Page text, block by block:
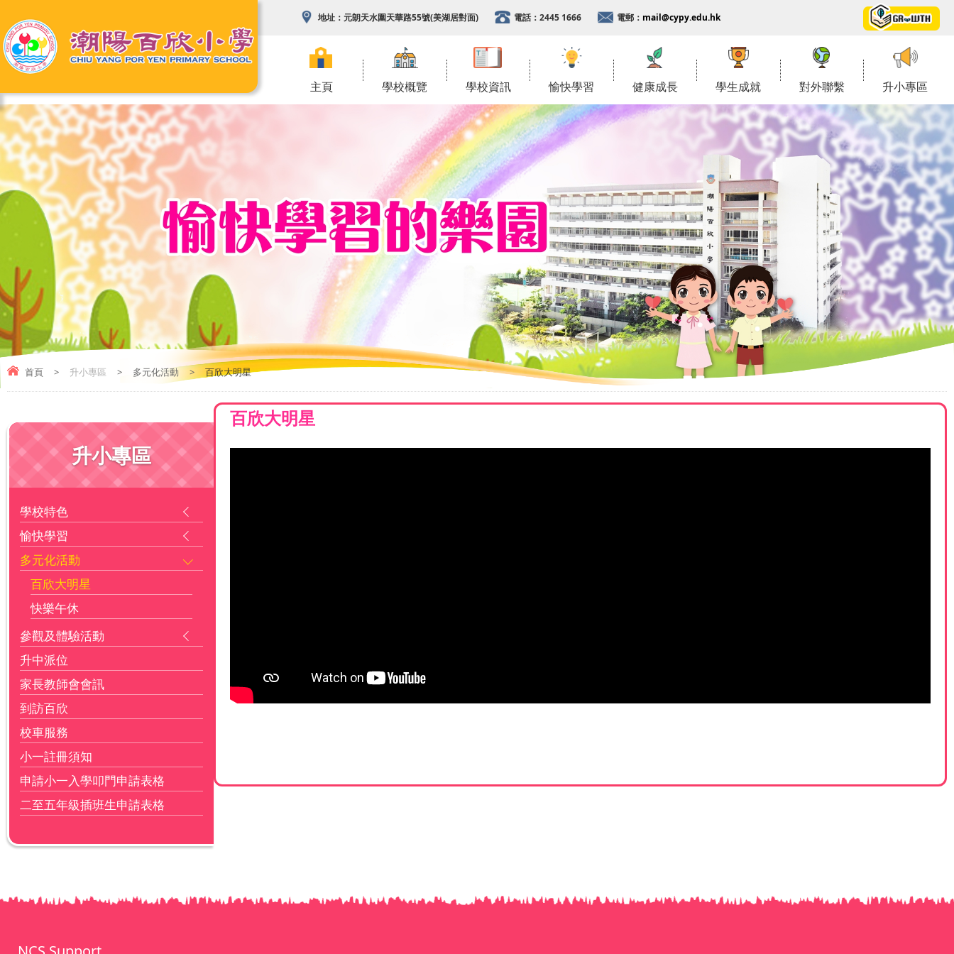
地址： 元朗天水圍天華路55號(美湖居對面) 電話： 2445 1666 電郵： mail@cypy.edu.hk
主頁 學校概覽 學校資訊 愉快學習 健康成長 學生成就 對外聯繫 升小專區
首頁 > 升小專區 > 多元化活動 > 百欣大明星
百欣大明星
升小專區
學校特色
愉快學習
多元化活動
百欣大明星
快樂午休
參觀及體驗活動
升中派位
家長教師會會訊
到訪百欣
校車服務
小一註冊須知
申請小一入學叩門申請表格
二至五年級插班生申請表格